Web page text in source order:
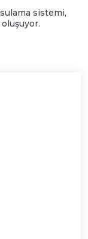
sulama sistemi,